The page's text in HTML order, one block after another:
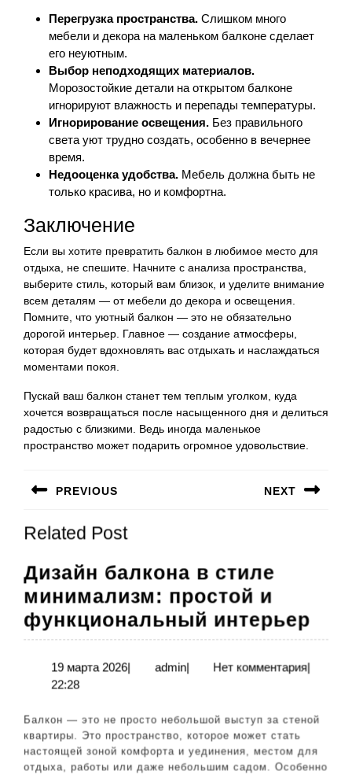
Перегрузка пространства. Слишком много
мебели и декора на маленьком балконе сделает
его неуютным.
Выбор неподходящих материалов.
Морозостойкие детали на открытом балконе
игнорируют влажность и перепады температуры.
Игнорирование освещения. Без правильного
света уют трудно создать, особенно в вечернее
время.
Недооценка удобства. Мебель должна быть не
только красива, но и комфортна.
Заключение
Если вы хотите превратить балкон в любимое место для
отдыха, не спешите. Начните с анализа пространства,
выберите стиль, который вам близок, и уделите внимание
всем деталям — от мебели до декора и освещения.
Помните, что уютный балкон — это не обязательно
дорогой интерьер. Главное — создание атмосферы,
которая будет вдохновлять вас отдыхать и наслаждаться
моментами покоя.
Пускай ваш балкон станет тем теплым уголком, куда
хочется возвращаться после насыщенного дня и делиться
радостью с близкими. Ведь иногда маленькое
пространство может подарить огромное удовольствие.
по
записям
PREVIOUS
запись:
NEXT
Related Post
Дизайн балкона в стиле
минимализм: простой и
функциональный интерьер
и
19 марта 202619
| adminadmin
| Нет комментария|
22:28
Балкон — это не просто небольшой выступ за стеной
квартиры. Это пространство, которое может стать
настоящей зоной комфорта и уединения, местом для
отдыха, работы или даже небольшим садом. Особенно